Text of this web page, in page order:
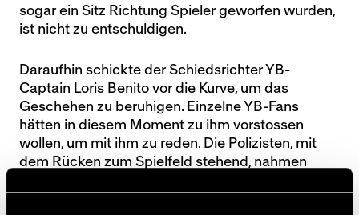
sogar ein Sitz Richtung Spieler geworfen wurden,
ist nicht zu entschuldigen.
Daraufhin schickte der Schiedsrichter YB-
Captain Loris Benito vor die Kurve, um das
Geschehen zu beruhigen. Einzelne YB-Fans
hätten in diesem Moment zu ihm vorstossen
wollen, um mit ihm zu reden. Die Polizisten, mit
dem Rücken zum Spielfeld stehend, nahmen